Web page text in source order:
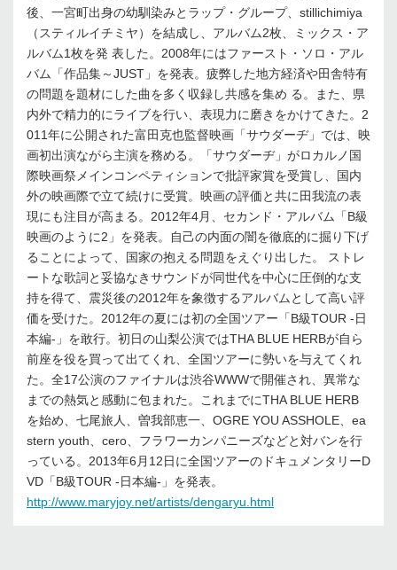
後、一宮町出身の幼馴染みとラップ・グループ、stillichimiya
（スティルイチミヤ）を結成し、アルバム2枚、ミックス・ア
ルバム1枚を発 表した。2008年にはファースト・ソロ・アル
バム「作品集～JUST」を発表。疲弊した地方経済や田舎特有
の問題を題材にした曲を多く収録し共感を集め る。また、県
内外で精力的にライブを行い、表現力に磨きをかけてきた。2
011年に公開された富田克也監督映画「サウダーヂ」では、映
画初出演ながら主演を務める。「サウダーヂ」がロカルノ国
際映画祭メインコンペティションで批評家賞を受賞し、国内
外の映画際で立て続けに受賞。映画の評価と共に田我流の表
現にも注目が高まる。2012年4月、セカンド・アルバム「B級
映画のように2」を発表。自己の内面の闇を徹底的に掘り下げ
ることによって、国家の抱える問題をえぐり出した。 ストレ
ートな歌詞と妥協なきサウンドが同世代を中心に圧倒的な支
持を得て、震災後の2012年を象徴するアルバムとして高い評
価を受けた。2012年の夏には初の全国ツアー「B級TOUR -日
本編-」を敢行。初日の山梨公演ではTHA BLUE HERBが自ら
前座を役を買って出てくれ、全国ツアーに勢いを与えてくれ
た。全17公演のファイナルは渋谷WWWで開催され、異常な
までの熱気と感動に包まれた。これまでにTHA BLUE HERB
を始め、七尾旅人、曽我部恵一、OGRE YOU ASSHOLE、ea
stern youth、cero、フラワーカンパニーズなどと対バンを行
っている。2013年6月12日に全国ツアーのドキュメンタリーD
VD「B級TOUR -日本編-」を発表。
http://www.maryjoy.net/artists/dengaryu.html